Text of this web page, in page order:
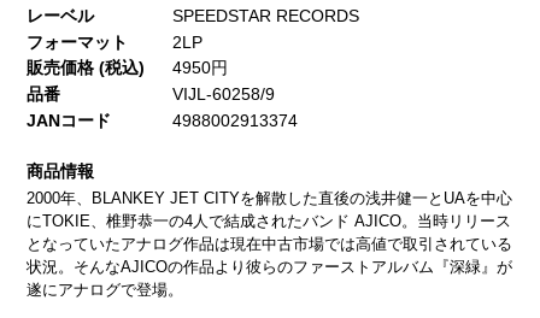
レーベル
SPEEDSTAR RECORDS
フォーマット
2LP
販売価格 (税込)
4950円
品番
VIJL-60258/9
JANコード
4988002913374
商品情報
2000年、BLANKEY JET CITYを解散した直後の浅井健一とUAを中心
にTOKIE、椎野恭一の4人で結成されたバンド AJICO。当時リリース
となっていたアナログ作品は現在中古市場では高値で取引されている
状況。そんなAJICOの作品より彼らのファーストアルバム『深緑』が
遂にアナログで登場。